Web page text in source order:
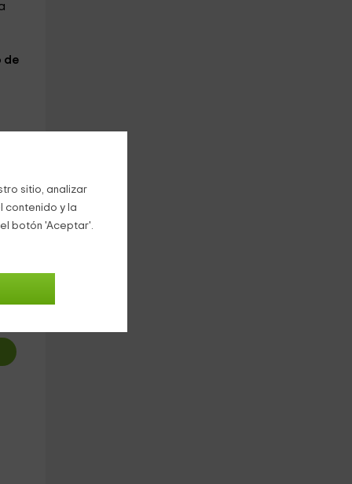
sitio, analizar
contenido y la
botón 'Aceptar'.
de